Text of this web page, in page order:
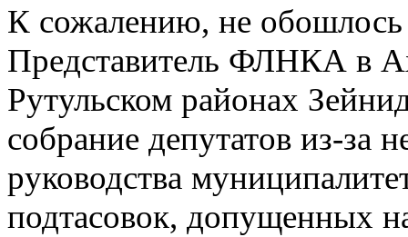
К сожалению, не обошлось
Представитель ФЛНКА в
Рутульском районах
собрание депутатов из-за
руководства
подтасовок, допущенных